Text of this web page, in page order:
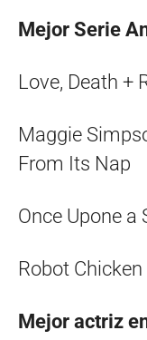
Mejor Serie
Love, Death +
Maggie
From Its Nap
Once Upone a
Robot
Mejor actriz